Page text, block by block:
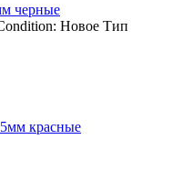
черные
Новое Тип